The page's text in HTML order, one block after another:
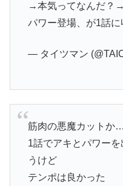
→本気ってなんだ？
パワー登場、が1話
— タイツマン
筋肉の悪魔カットか…
1話でアキとパワー
うけど
テンポは良かった